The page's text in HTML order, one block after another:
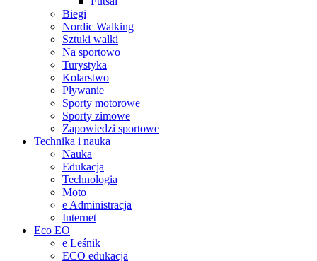
Biegi
Nordic Walking
Sztuki walki
Na sportowo
Turystyka
Kolarstwo
Pływanie
Sporty motorowe
Sporty zimowe
Zapowiedzi sportowe
Technika i nauka
Nauka
Edukacja
Technologia
Moto
e Administracja
Internet
Eco EO
e Leśnik
ECO edukacja